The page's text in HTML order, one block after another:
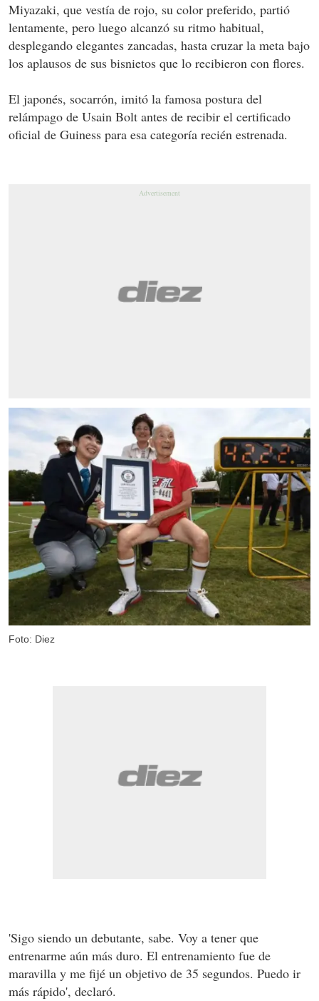
Miyazaki, que vestía de rojo, su color preferido, partió
lentamente, pero luego alcanzó su ritmo habitual,
desplegando elegantes zancadas, hasta cruzar la meta bajo
los aplausos de sus bisnietos que lo recibieron con flores.
El japonés, socarrón, imitó la famosa postura del
relámpago de Usain Bolt antes de recibir el certificado
oficial de Guiness para esa categoría recién estrenada.
Foto: Diez
'Sigo siendo un debutante, sabe. Voy a tener que
entrenarme aún más duro. El entrenamiento fue de
maravilla y me fijé un objetivo de 35 segundos. Puedo ir
más rápido', declaró.